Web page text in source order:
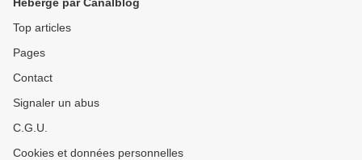
Top articles
Pages
Contact
Signaler un abus
C.G.U.
Cookies et données personnelles